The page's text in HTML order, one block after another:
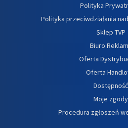
Polityka
Polityka przeciwdziałania
Sklep TVP
Biuro
Oferta
Oferta
Dostępność
Moje zgody
Procedura zgłoszeń